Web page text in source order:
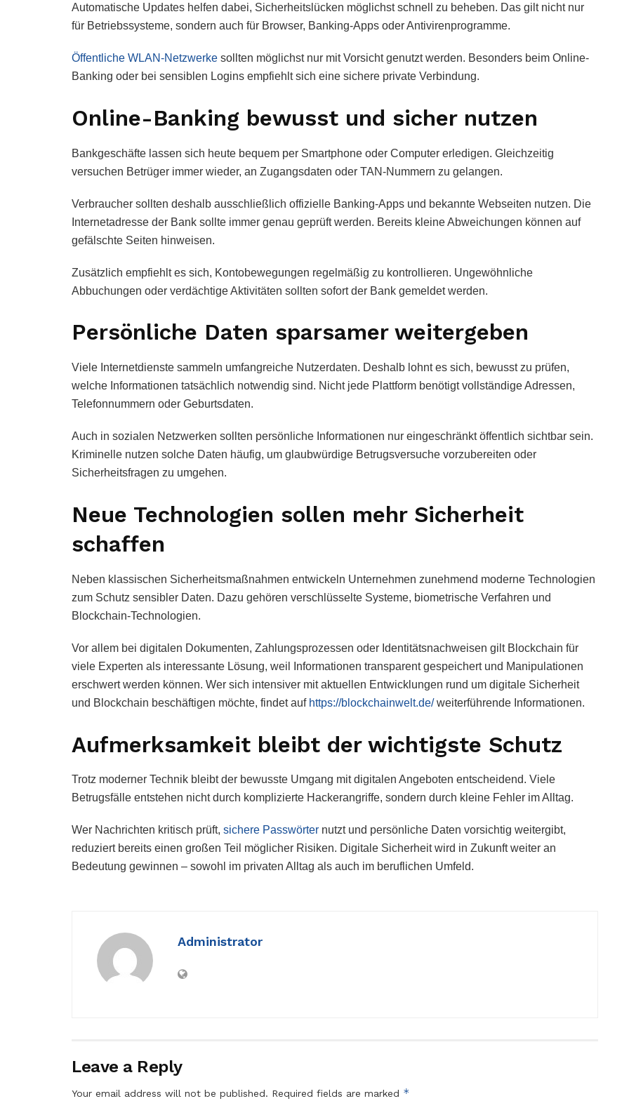
Automatische Updates helfen dabei, Sicherheitslücken möglichst schnell zu beheben. Das gilt nicht nur
für Betriebssysteme, sondern auch für Browser, Banking-Apps oder Antivirenprogramme.
Öffentliche WLAN-Netzwerke sollten möglichst nur mit Vorsicht genutzt werden. Besonders beim Online-
Banking oder bei sensiblen Logins empfiehlt sich eine sichere private Verbindung.
Online-Banking bewusst und sicher nutzen
Bankgeschäfte lassen sich heute bequem per Smartphone oder Computer erledigen. Gleichzeitig
versuchen Betrüger immer wieder, an Zugangsdaten oder TAN-Nummern zu gelangen.
Verbraucher sollten deshalb ausschließlich offizielle Banking-Apps und bekannte Webseiten nutzen. Die
Internetadresse der Bank sollte immer genau geprüft werden. Bereits kleine Abweichungen können auf
gefälschte Seiten hinweisen.
Zusätzlich empfiehlt es sich, Kontobewegungen regelmäßig zu kontrollieren. Ungewöhnliche
Abbuchungen oder verdächtige Aktivitäten sollten sofort der Bank gemeldet werden.
Persönliche Daten sparsamer weitergeben
Viele Internetdienste sammeln umfangreiche Nutzerdaten. Deshalb lohnt es sich, bewusst zu prüfen,
welche Informationen tatsächlich notwendig sind. Nicht jede Plattform benötigt vollständige Adressen,
Telefonnummern oder Geburtsdaten.
Auch in sozialen Netzwerken sollten persönliche Informationen nur eingeschränkt öffentlich sichtbar sein.
Kriminelle nutzen solche Daten häufig, um glaubwürdige Betrugsversuche vorzubereiten oder
Sicherheitsfragen zu umgehen.
Neue Technologien sollen mehr Sicherheit
schaffen
Neben klassischen Sicherheitsmaßnahmen entwickeln Unternehmen zunehmend moderne Technologien
zum Schutz sensibler Daten. Dazu gehören verschlüsselte Systeme, biometrische Verfahren und
Blockchain-Technologien.
Vor allem bei digitalen Dokumenten, Zahlungsprozessen oder Identitätsnachweisen gilt Blockchain für
viele Experten als interessante Lösung, weil Informationen transparent gespeichert und Manipulationen
erschwert werden können. Wer sich intensiver mit aktuellen Entwicklungen rund um digitale Sicherheit
und Blockchain beschäftigen möchte, findet auf https://blockchainwelt.de/weiterführende Informationen.
Aufmerksamkeit bleibt der wichtigste Schutz
Trotz moderner Technik bleibt der bewusste Umgang mit digitalen Angeboten entscheidend. Viele
Betrugsfälle entstehen nicht durch komplizierte Hackerangriffe, sondern durch kleine Fehler im Alltag.
Wer Nachrichten kritisch prüft, sichere Passwörter nutzt und persönliche Daten vorsichtig weitergibt,
reduziert bereits einen großen Teil möglicher Risiken. Digitale Sicherheit wird in Zukunft weiter an
Bedeutung gewinnen – sowohl im privaten Alltag als auch im beruflichen Umfeld.
Administrator
Leave a Reply
Your email address will not be published. Required fields are marked *